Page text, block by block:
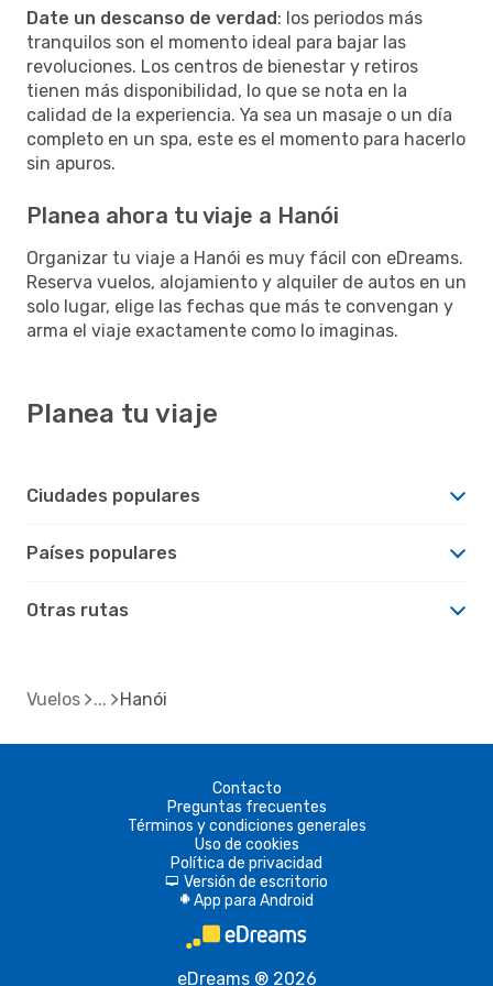
Date un descanso de verdad: los periodos más
tranquilos son el momento ideal para bajar las
revoluciones. Los centros de bienestar y retiros
tienen más disponibilidad, lo que se nota en la
calidad de la experiencia. Ya sea un masaje o un día
completo en un spa, este es el momento para hacerlo
sin apuros.
Planea ahora tu viaje a Hanói
Organizar tu viaje a Hanói es muy fácil con eDreams.
Reserva vuelos, alojamiento y alquiler de autos en un
solo lugar, elige las fechas que más te convengan y
arma el viaje exactamente como lo imaginas.
Planea tu viaje
Ciudades populares
Países populares
Otras rutas
Vuelos Hanói
Contacto
Preguntas frecuentes
Términos y condiciones generales
Uso de cookies
Política de privacidad
d Versión de escritorio
A App para Android
eDreams ® 2026